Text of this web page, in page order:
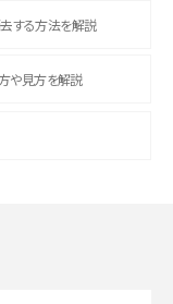
する方法を解説
方や見方を解説
説
・復元する方法も解説